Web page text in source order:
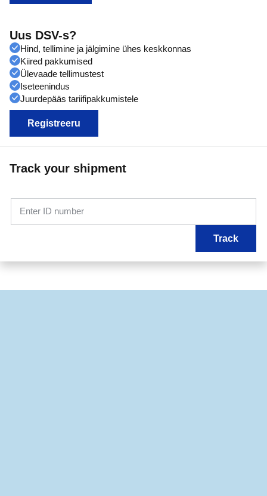
Uus DSV-s?
Hind, tellimine ja jälgimine ühes keskkonnas
Kiired pakkumised
Ülevaade tellimustest
Iseteenindus
Juurdepääs tariifipakkumistele
Registreeru
Track your shipment
Enter ID number
Track